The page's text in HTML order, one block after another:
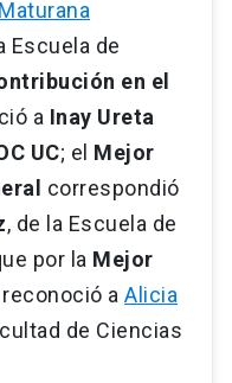
Escuela de
en el
a Inay Ureta
UC; el Mejor
correspondió
, de la Escuela de
por la Mejor
a Alicia
de Ciencias